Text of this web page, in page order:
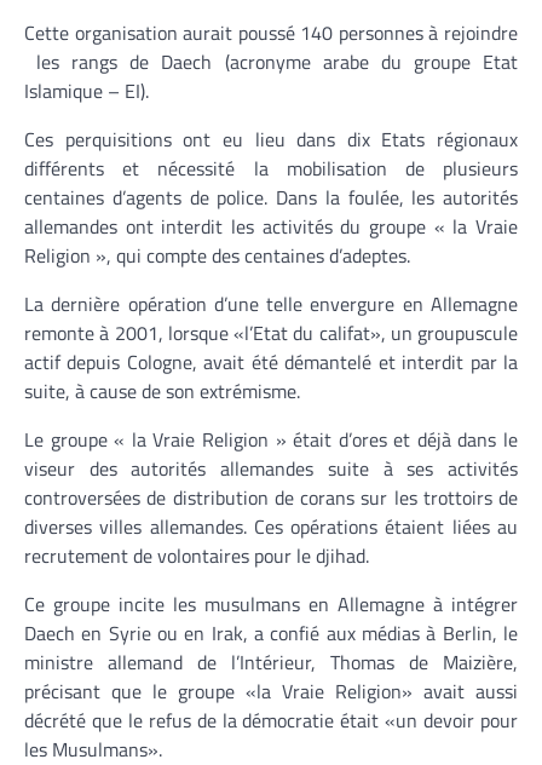
Cette organisation aurait poussé 140 personnes à rejoindre
les rangs de Daech (acronyme arabe du groupe Etat
Islamique – EI).
Ces perquisitions ont eu lieu dans dix Etats régionaux
différents et nécessité la mobilisation de plusieurs
centaines d’agents de police. Dans la foulée, les autorités
allemandes ont interdit les activités du groupe « la Vraie
Religion », qui compte des centaines d’adeptes.
La dernière opération d’une telle envergure en Allemagne
remonte à 2001, lorsque «l’Etat du califat», un groupuscule
actif depuis Cologne, avait été démantelé et interdit par la
suite, à cause de son extrémisme.
Le groupe « la Vraie Religion » était d’ores et déjà dans le
viseur des autorités allemandes suite à ses activités
controversées de distribution de corans sur les trottoirs de
diverses villes allemandes. Ces opérations étaient liées au
recrutement de volontaires pour le djihad.
Ce groupe incite les musulmans en Allemagne à intégrer
Daech en Syrie ou en Irak, a confié aux médias à Berlin, le
ministre allemand de l’Intérieur, Thomas de Maizière,
précisant que le groupe «la Vraie Religion» avait aussi
décrété que le refus de la démocratie était «un devoir pour
les Musulmans».